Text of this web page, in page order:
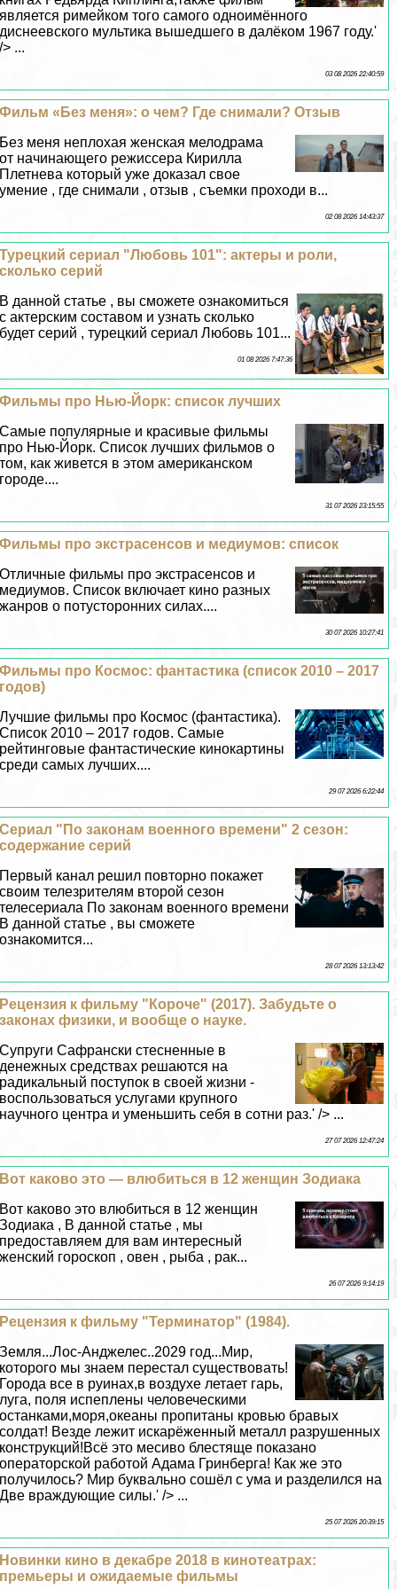
является римейком того самого одноимённого
диснеевского мультика вышедшего в далёком 1967 году.'
/> ...
03 08 2026 22:40:59
Фильм «Без меня»: о чем? Где снимали? Отзыв
Без меня неплохая женская мелодрама
от начинающего режиссера Кирилла
Плетнева который уже доказал свое
умение , где снимали , отзыв , съемки проходи в...
02 08 2026 14:43:37
Турецкий сериал "Любовь 101": актеры и роли,
сколько серий
В данной статье , вы сможете ознакомиться
с актерским составом и узнать сколько
будет серий , турецкий сериал Любовь 101...
01 08 2026 7:47:36
Фильмы про Нью-Йорк: список лучших
Самые популярные и красивые фильмы
про Нью-Йорк. Список лучших фильмов о
том, как живется в этом американском
городе....
31 07 2026 23:15:55
Фильмы про экстрасенсов и медиумов: список
Отличные фильмы про экстрасенсов и
медиумов. Список включает кино разных
жанров о потусторонних силах....
30 07 2026 10:27:41
Фильмы про Космос: фантастика (список 2010 – 2017
годов)
Лучшие фильмы про Космос (фантастика).
Список 2010 – 2017 годов. Самые
рейтинговые фантастические кинокартины
среди самых лучших....
29 07 2026 6:22:44
Сериал "По законам военного времени" 2 сезон:
содержание серий
Первый канал решил повторно покажет
своим телезрителям второй сезон
телесериала По законам военного времени
В данной статье , вы сможете
ознакомится...
28 07 2026 13:13:42
Рецензия к фильму "Короче" (2017). Забудьте о
законах физики, и вообще о науке.
Супруги Сафрански стесненные в
денежных средствах решаются на
радикальный поступок в своей жизни -
воспользоваться услугами крупного
научного центра и уменьшить себя в сотни раз.' /> ...
27 07 2026 12:47:24
Вот каково это — влюбиться в 12 женщин Зодиака
Вот каково это влюбиться в 12 женщин
Зодиака , В данной статье , мы
предоставляем для вам интересный
женский гороскоп , овен , рыба , paк...
26 07 2026 9:14:19
Рецензия к фильму "Терминатор" (1984).
Земля...Лос-Анджелес..2029 год...Мир,
которого мы знаем перестал существовать!
Города все в руинах,в воздухе летает гарь,
луга, поля испеплены человеческими
останками,моря,океаны пропитаны кровью бравых
солдат! Везде лежит искарёженный металл разрушенных
конструкций!Всё это месиво блестяще показано
операторской работой Адама Гринберга! Как же это
получилось? Мир буквально сошёл с ума и разделился на
Две враждующие силы.' /> ...
25 07 2026 20:39:15
Новинки кино в декабре 2018 в кинотеатрах:
премьеры и ожидаемые фильмы